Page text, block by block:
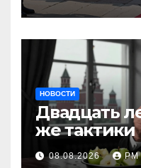
НОВОСТИ
Двадцать
же тактики
08.08.2026 РМ